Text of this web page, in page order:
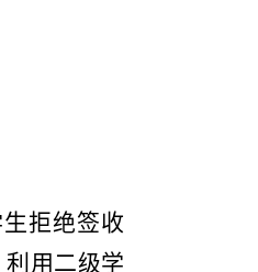
拒绝签收
用二级学